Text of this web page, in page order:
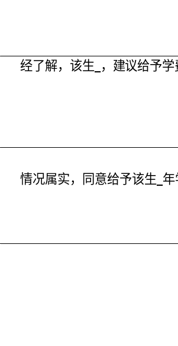
经了解，该生 ， 建议给予学
情况属实，同意给予该生